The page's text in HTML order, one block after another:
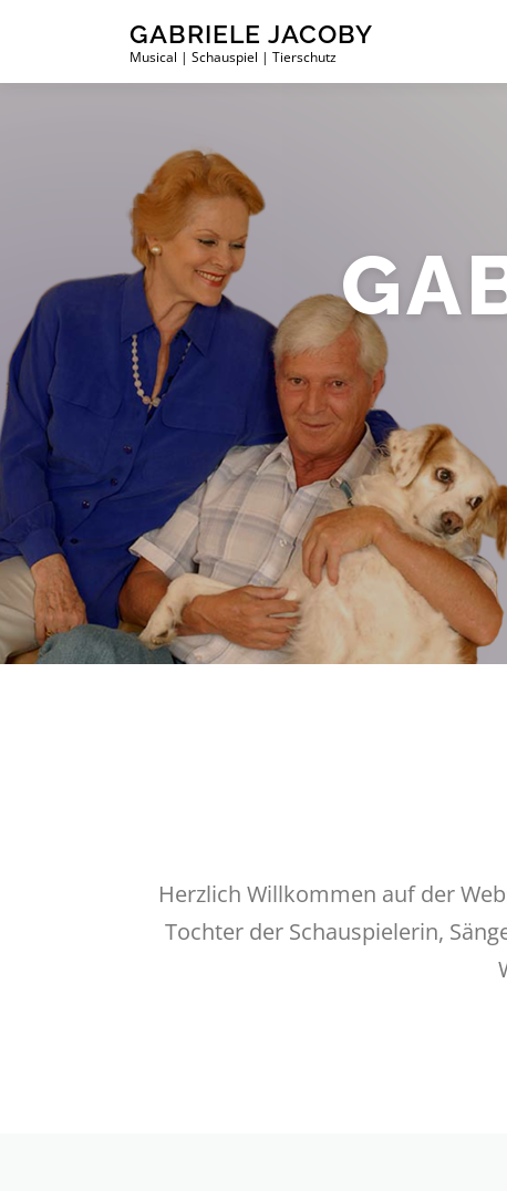
GABRIELE JACOBY
Musical | Schauspiel | Tierschutz
Herzlich Willkommen auf der
Tochter der Schauspielerin,